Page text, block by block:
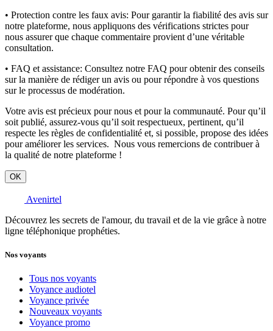
• Protection contre les faux avis: Pour garantir la fiabilité des avis sur
notre plateforme, nous appliquons des vérifications strictes pour
nous assurer que chaque commentaire provient d’une véritable
consultation.
• FAQ et assistance: Consultez notre FAQ pour obtenir des conseils
sur la manière de rédiger un avis ou pour répondre à vos questions
sur le processus de modération.
Votre avis est précieux pour nous et pour la communauté. Pour qu’il
soit publié, assurez-vous qu’il soit respectueux, pertinent, qu’il
respecte les règles de confidentialité et, si possible, propose des idées
pour améliorer les services. Nous vous remercions de contribuer à
la qualité de notre plateforme !
OK
Avenirtel
Découvrez les secrets de l'amour, du travail et de la vie grâce à notre
ligne téléphonique prophéties.
Nos voyants
Tous nos voyants
Voyance audiotel
Voyance privée
Nouveaux voyants
Voyance promo